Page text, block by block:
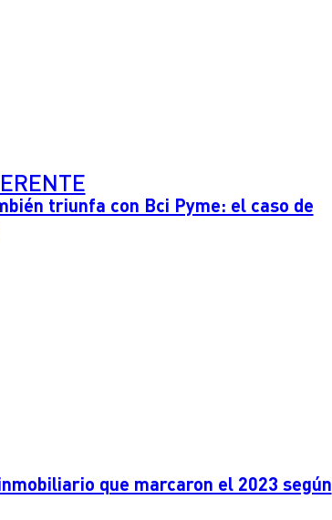
triunfa con Bci Pyme: el caso de
que marcaron el 2023 según